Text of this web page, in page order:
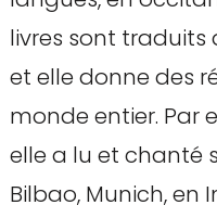
livres sont traduits
et elle donne des
monde entier. Par
elle a lu et chanté
Bilbao, Munich, en